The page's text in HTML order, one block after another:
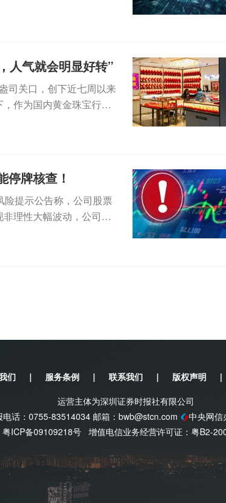
人气就会明显好转”
司关口，创下近七周以来
作为国内黄金珠宝行业
停牌核查！
提示公告称，公司股票
理性大幅波动，公司可
们 | 服务条例 | 联系我们 | 版权声明 |
运营主体为深圳证券时报社有限公司
话：0755-83514034 邮箱： bwb@stcn.com
中央网信
粤ICP备09109218号 增值电信业务经营许可证：粤B2-